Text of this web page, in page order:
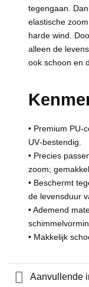
tegengaan.
elastische
harde wind.
alleen de
ook schoon en
• Premium
UV‑bestendig.
• Precies
zoom;
• Beschermt
de levensduur
• Ademend
• Makkelijk
Aanvullende